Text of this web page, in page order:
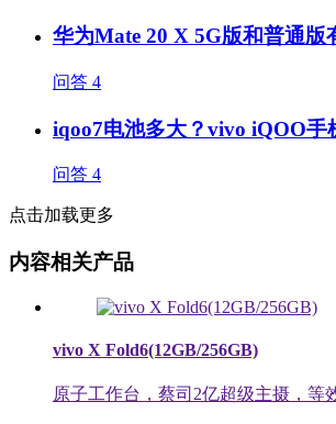
华为Mate 20 X 5G版和普通版
问答 4
iqoo7电池多大？vivo iQOO手
问答 4
点击加载更多
内容相关产品
vivo X Fold6(12GB/256GB)
原子工作台，蔡司2亿超级主摄，等